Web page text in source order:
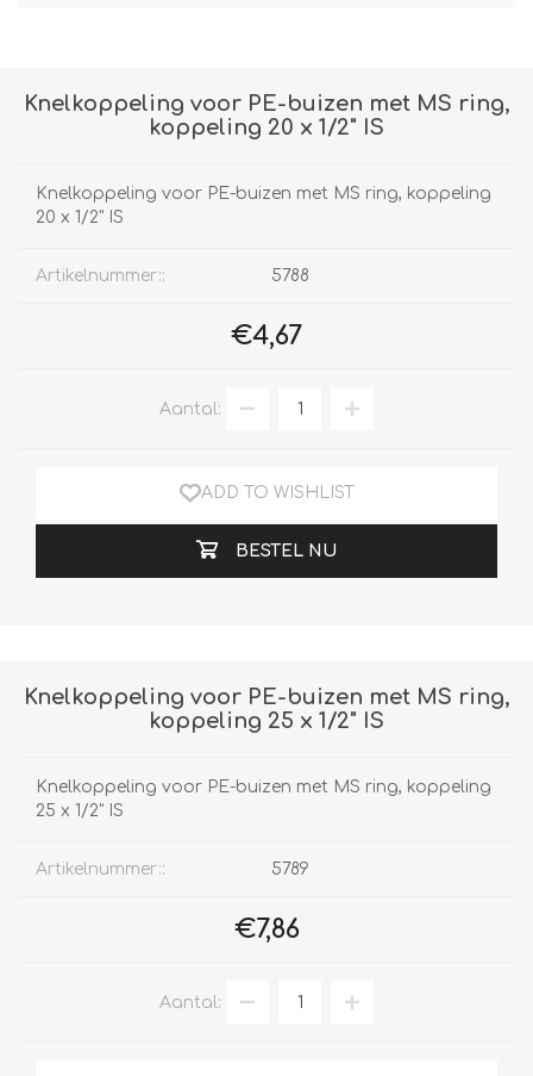
Knelkoppeling voor PE-buizen met MS ring,
koppeling 20 x 1/2" IS
Knelkoppeling voor PE-buizen met MS ring, koppeling
20 x 1/2" IS
Artikelnummer:: 5788
€4,67
Aantal:
ADD TO WISHLIST
BESTEL NU
Knelkoppeling voor PE-buizen met MS ring,
koppeling 25 x 1/2" IS
Knelkoppeling voor PE-buizen met MS ring, koppeling
25 x 1/2" IS
Artikelnummer:: 5789
€7,86
Aantal: